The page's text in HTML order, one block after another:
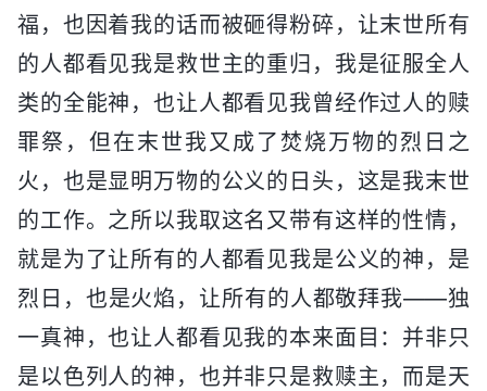
福，也因着我的话而被砸得粉碎，让末世所有
的人都看见我是救世主的重归，我是征服全人
类的全能神，也让人都看见我曾经作过人的赎
罪祭，但在末世我又成了焚烧万物的烈日之
火，也是显明万物的公义的日头，这是我末世
的工作。之所以我取这名又带有这样的性情，
就是为了让所有的人都看见我是公义的神，是
烈日，也是火焰，让所有的人都敬拜我——独
一真神，也让人都看见我的本来面目：并非只
是以色列人的神，也并非只是救赎主，而是天